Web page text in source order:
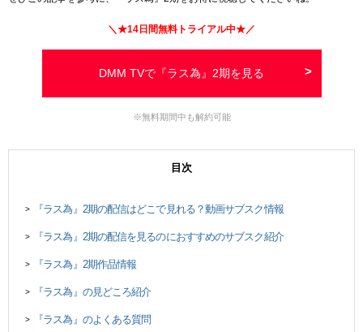
＼★14日間無料トライアル中★／
DMM TVで『ラス為』2期を見る
※無料期間中も解約可能
目次
> 『ラス為』2期の配信はどこで見れる？動画サブスク情報
> 『ラス為』2期の配信を見るのにおすすめのサブスク紹介
> 『ラス為』2期作品情報
> 『ラス為』の見どころ紹介
> 『ラス為』のよくある質問